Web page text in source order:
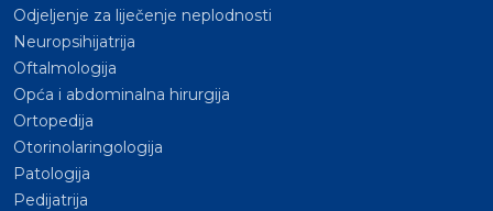
Odjeljenje za liječenje neplodnosti
Neuropsihijatrija
Oftalmologija
Opća i abdominalna hirurgija
Ortopedija
Otorinolaringologija
Patologija
Pedijatrija